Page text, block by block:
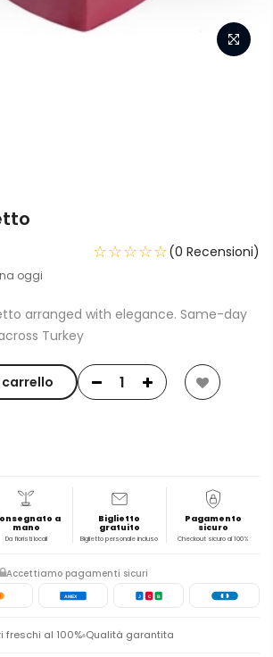
oggi
☆☆☆☆☆(0 Recensioni)
arranged with elegance. Same-day
Turkey
a
mano
Da fioristi locali
Biglietto
gratuito
Biglietto personale incluso
Pagamento
sicuro
Checkout sicuro al 100%
Accettiamo pagamenti sicuri
AMEX J C B
freschi al 100% Qualità garantita